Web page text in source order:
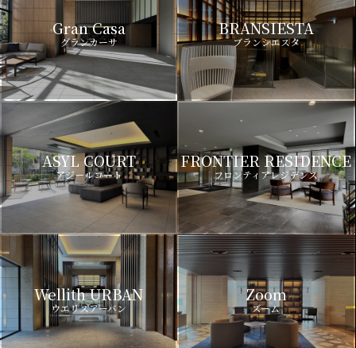
Gran Casa
グランカーサ
BRANSIESTA
ブランシエスタ
ASYL COURT
アジールコート
FRONTIER RESIDENCE
フロンティアレジデンス
Wellith URBAN
ウエリスアーバン
Zoom
ズーム